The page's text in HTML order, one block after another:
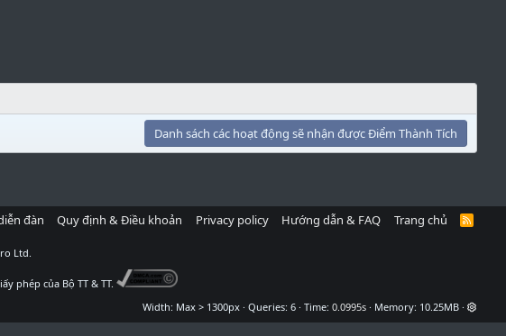
Danh sách các hoạt động sẽ nhận được Điểm Thành Tích
đàn Quy định & Điều khoản Privacy policy Hướng dẫn & FAQ Trang chủ
R
Ltd.
phép của Bộ TT & TT.
Width
Queries 6 Time 0.0995s Memory 10.25MB